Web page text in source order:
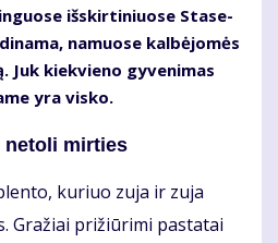
iš­skir­ti­niuo­se Sta­se­
na­muo­se kal­bė­jo­mės
Juk kiek­vie­no gy­ve­ni­mas
yra vis­ko.
ne­to­li mir­ties
ku­riuo zu­ja ir zu­ja
Gra­žiai pri­žiū­ri­mi pa­sta­tai